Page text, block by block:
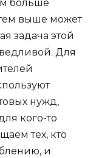
больше
выше может
задача этой
Для
нужд,
кого-то
тех, кто
и